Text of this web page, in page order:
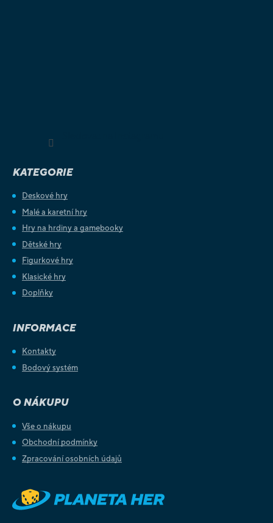
KATEGORIE
Deskové hry
Malé a karetní hry
Hry na hrdiny a gamebooky
Dětské hry
Figurkové hry
Klasické hry
Doplňky
INFORMACE
Kontakty
Bodový systém
O NÁKUPU
Vše o nákupu
Obchodní podmínky
Zpracování osobních údajů